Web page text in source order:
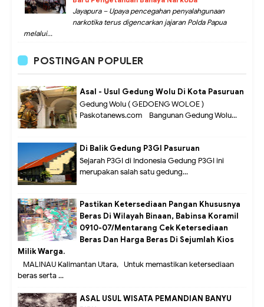
Jayapura – Upaya pencegahan penyalahgunaan
narkotika terus digencarkan jajaran Polda Papua
melalui...
POSTINGAN POPULER
Asal - Usul Gedung Wolu Di Kota Pasuruan
Gedung Wolu ( GEDOENG WOLOE )
Paskotanews.com - Bangunan Gedung Wolu...
Di Balik Gedung P3GI Pasuruan
Sejarah P3GI di Indonesia Gedung P3GI ini
merupakan salah satu gedung...
Pastikan Ketersediaan Pangan Khususnya
Beras Di Wilayah Binaan, Babinsa Koramil
0910-07/Mentarang Cek Ketersediaan
Beras Dan Harga Beras Di Sejumlah Kios
Milik Warga.
MALINAU Kalimantan Utara,- Untuk memastikan ketersediaan
beras serta ...
ASAL USUL WISATA PEMANDIAN BANYU